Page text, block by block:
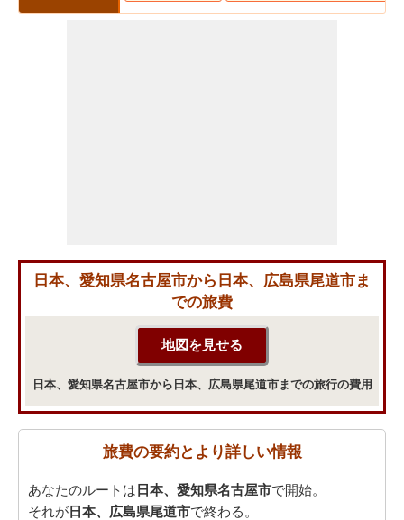
日本、愛知県名古屋市から日本、広島県尾道市ま
での旅費
日本、愛知県名古屋市から日本、広島県尾道市までの旅行の費用
旅費の要約とより詳しい情報
あなたのルートは 日本、愛知県名古屋市で開始。
それが 日本、広島県尾道市で終わる。